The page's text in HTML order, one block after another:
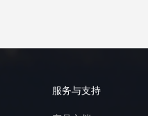
服务与支持